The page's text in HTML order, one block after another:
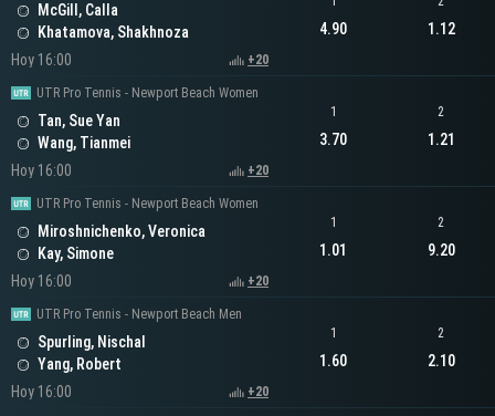
McGill, Calla
Khatamova, Shakhnoza
Hoy 16:00
+20
4.90 1.12
UTR Pro Tennis - Newport Beach Women
Tan, Sue Yan
Wang, Tianmei
Hoy 16:00
+20
1
3.70
2
1.21
UTR Pro Tennis - Newport Beach Women
Miroshnichenko, Veronica
Kay, Simone
Hoy 16:00
+20
1
1.01
2
9.20
UTR Pro Tennis - Newport Beach Men
Spurling, Nischal
Yang, Robert
Hoy 16:00
+20
1
1.60
2
2.10